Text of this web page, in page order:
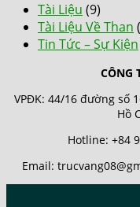
Tài Liệu (9)
Tài Liệu Về Than
Tin Tức – Sự Kiện
CÔNG
VPĐK: 44/16 đường số
Hồ
Hotline: +84
Email: